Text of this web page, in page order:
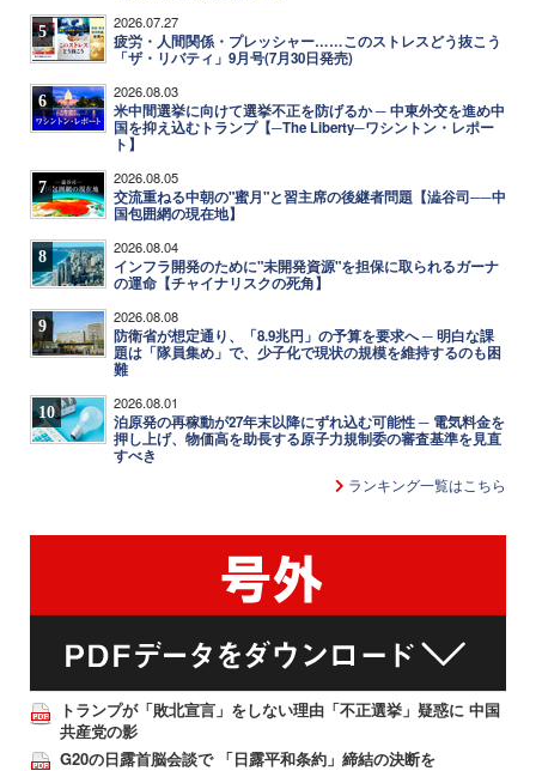
5 2026.07.27
疲労・人間関係・プレッシャー……このストレスどう抜こう
「ザ・リバティ」9月号(7月30日発売)
6 2026.08.03
米中間選挙に向けて選挙不正を防げるか ─ 中東外交を進め中
国を抑え込むトランプ【─The Liberty─ワシントン・レポー
ト】
7 2026.08.05
交流重ねる中朝の"蜜月"と習主席の後継者問題【澁谷司──中
国包囲網の現在地】
8 2026.08.04
インフラ開発のために"未開発資源"を担保に取られるガーナ
の運命【チャイナリスクの死角】
9 2026.08.08
防衛省が想定通り、「8.9兆円」の予算を要求へ ─ 明白な課
題は「隊員集め」で、少子化で現状の規模を維持するのも困
難
10 2026.08.01
泊原発の再稼動が27年末以降にずれ込む可能性 ─ 電気料金を
押し上げ、物価高を助長する原子力規制委の審査基準を見直
すべき
ランキング一覧はこちら
トランプが「敗北宣言」をしない理由「不正選挙」疑惑に 中国
共産党の影
G20の日露首脳会談で 「日露平和条約」締結の決断を